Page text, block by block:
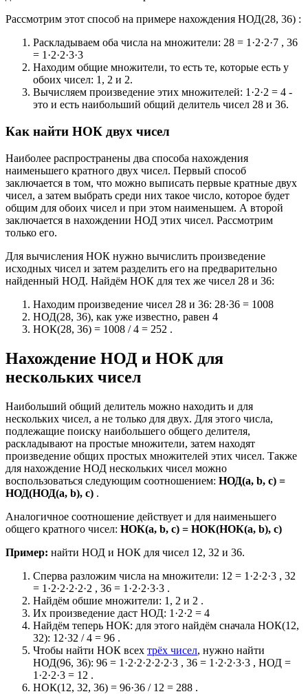
Рассмотрим этот способ на примере нахождения НОД(28, 36) :
Раскладываем оба числа на множители: 28 = 1·2·2·7 , 36
= 1·2·2·3·3
Находим общие множители, то есть те, которые есть у
обоих чисел: 1, 2 и 2.
Вычисляем произведение этих множителей: 1·2·2 = 4 -
это и есть наибольший общий делитель чисел 28 и 36.
Как найти НОК двух чисел
Наиболее распространены два способа нахождения
наименьшего кратного двух чисел. Первый способ
заключается в том, что можно выписать первые кратные двух
чисел, а затем выбрать среди них такое число, которое будет
общим для обоих чисел и при этом наименьшем. А второй
заключается в нахождении НОД этих чисел. Рассмотрим
только его.
Для вычисления НОК нужно вычислить произведение
исходных чисел и затем разделить его на предварительно
найденный НОД. Найдём НОК для тех же чисел 28 и 36:
Находим произведение чисел 28 и 36: 28·36 = 1008
НОД(28, 36), как уже известно, равен 4
НОК(28, 36) = 1008 / 4 = 252 .
Нахождение НОД и НОК для
нескольких чисел
Наибольший общий делитель можно находить и для
нескольких чисел, а не только для двух. Для этого числа,
подлежащие поиску наибольшего общего делителя,
раскладывают на простые множители, затем находят
произведение общих простых множителей этих чисел. Также
для нахождение НОД нескольких чисел можно
воспользоваться следующим соотношением: НОД(a, b, c) =
НОД(НОД(a, b), c) .
Аналогичное соотношение действует и для наименьшего
общего кратного чисел: НОК(a, b, c) = НОК(НОК(a, b), c)
Пример: найти НОД и НОК для чисел 12, 32 и 36.
Cперва разложим числа на множители: 12 = 1·2·2·3 , 32
= 1·2·2·2·2·2 , 36 = 1·2·2·3·3 .
Найдём обшие множители: 1, 2 и 2 .
Их произведение даст НОД: 1·2·2 = 4
Найдём теперь НОК: для этого найдём сначала НОК(12,
32): 12·32 / 4 = 96 .
Чтобы найти НОК всех трёх чисел, нужно найти
НОД(96, 36): 96 = 1·2·2·2·2·2·3 , 36 = 1·2·2·3·3 , НОД =
1·2·2·3 = 12 .
НОК(12, 32, 36) = 96·36 / 12 = 288 .